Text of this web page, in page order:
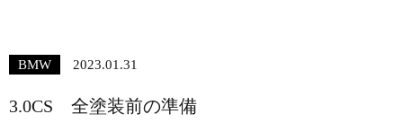
BMW 2023.01.31
3.0CS 全塗装前の準備